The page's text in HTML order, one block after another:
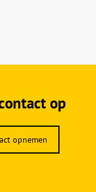
op
opnemen